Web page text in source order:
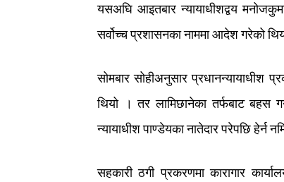
यसअघि आइतबार न्यायाधीशद्वय
सर्वोच्चप्रशासनकानाममाआदेशगरेको
सोमबार सोहीअनुसार प्रधानन्यायाधीश
थियो
। तरलामिछानेका तर्फबाट बहस
न्यायाधीशपाण्डेयकानातेदारपरेपछिहेर्न
सहकारी ठगी प्रकरणमा कारागार